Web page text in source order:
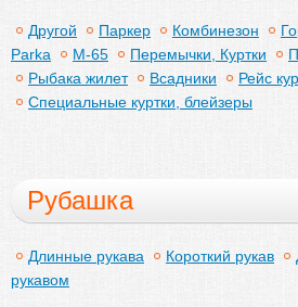
Другой Паркер Комбинезон
Parka
М-65 Перемычки, Куртки
Рыбака жилет
Всадники
Рейс
Специальные куртки, блейзеры
Рубашка
Длинные рукава Короткий рукав
рукавом